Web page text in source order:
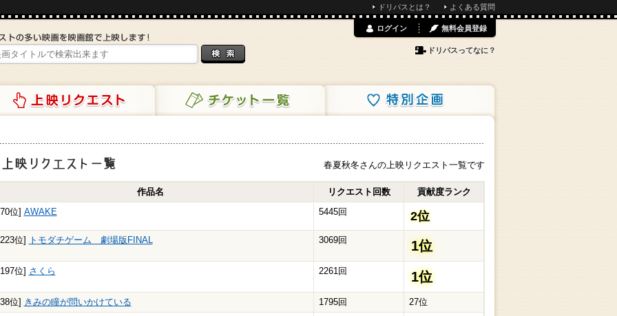
ドリパスとは？ よくある質問
クエスト チケット一覧 特別企画
ログイン 無料会員登録
ドリパスってなに？
リクエスト一覧
春夏秋冬さんの上映リクエスト一覧です
作品名 リクエスト回数
貢献度ランク
位] AWAKE 5445回 2位
位] トモダチゲーム 劇場版FINAL 3069回 1位
位] さくら 2261回 1位
位] きみの瞳が問いかけている 1795回
27位